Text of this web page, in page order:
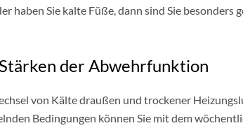
haben Sie kalte Füße, dann sind Sie besonders
der Abwehrfunktion
von Kälte draußen und trockener
Bedingungen können Sie mit dem